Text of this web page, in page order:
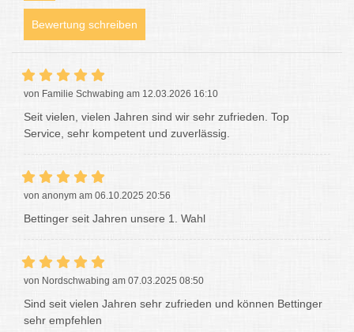
Bewertung schreiben
von Familie Schwabing am 12.03.2026 16:10
Seit vielen, vielen Jahren sind wir sehr zufrieden. Top
Service, sehr kompetent und zuverlässig.
von anonym am 06.10.2025 20:56
Bettinger seit Jahren unsere 1. Wahl
von Nordschwabing am 07.03.2025 08:50
Sind seit vielen Jahren sehr zufrieden und können Bettinger
sehr empfehlen